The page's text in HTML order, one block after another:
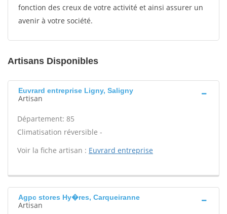
fonction des creux de votre activité et ainsi assurer un
avenir à votre société.
Artisans Disponibles
Euvrard entreprise Ligny, Saligny
Artisan
Département: 85
Climatisation réversible -
Voir la fiche artisan : Euvrard entreprise
Agpc stores Hy�res, Carqueiranne
Artisan